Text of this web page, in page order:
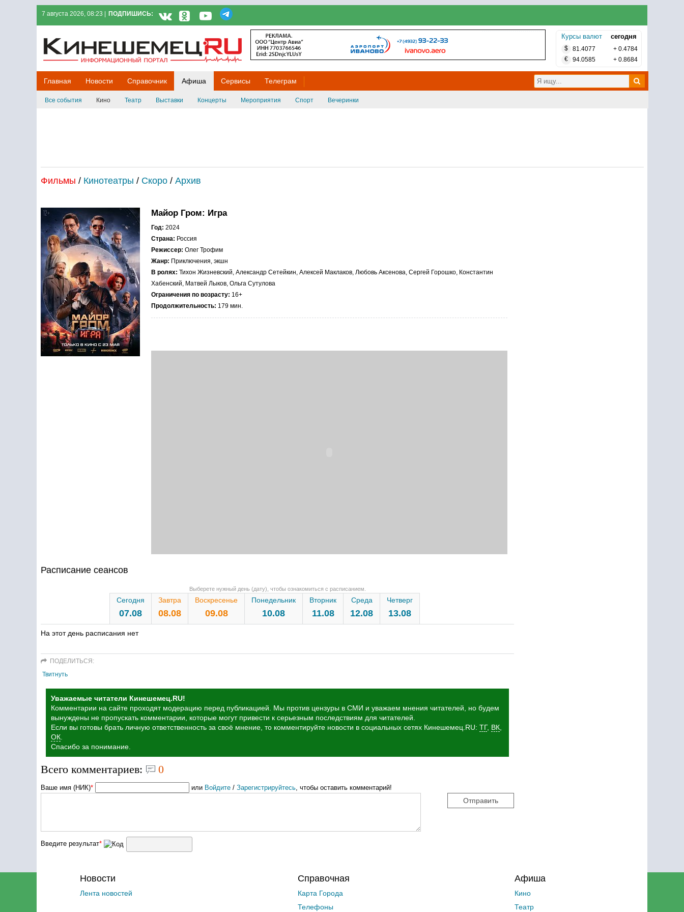
7 августа 2026, 08:23 | ПОДПИШИСЬ:
Курсы валют сегодня
$ 81.4077 + 0.4784
€
94.0585 + 0.8684
Главная Новости Справочник Афиша Сервисы Телеграм
Все события Кино Театр Выставки Концерты Мероприятия Спорт Вечеринки
Фильмы / Кинотеатры / Скоро / Архив
Майор Гром: Игра
Год: 2024
Страна: Россия
Режиссер: Олег Трофим
Жанр: Приключения, экшн
В ролях: Тихон Жизневский, Александр Сетейкин, Алексей Маклаков, Любовь Аксенова, Сергей Горошко, Константин
Хабенский, Матвей Лыков, Ольга Сутулова
Ограничения по возрасту: 16+
Продолжительность: 179 мин.
Расписание сеансов
Выберете нужный день (дату), чтобы ознакомиться с расписанием.
Сегодня
07.08
Завтра
08.08
Воскресенье
09.08
Понедельник
10.08
Вторник
11.08
Среда
12.08
Четверг
13.08
На этот день расписания нет
ПОДЕЛИТЬСЯ:
Твитнуть
Уважаемые читатели Кинешемец.RU!
Комментарии на сайте проходят модерацию перед публикацией. Мы против цензуры в СМИ и уважаем мнения читателей, но будем
вынуждены не пропускать комментарии, которые могут привести к серьезным последствиям для читателей.
Если вы готовы брать личную ответственность за своё мнение, то комментируйте новости в социальных сетях Кинешемец.RU: ТГ, ВК
ОК
Спасибо за понимание.
Всего комментариев: 0
Ваше имя (НИК)* или Войдите / Зарегистрируйтесь, чтобы оставить комментарий!
Введите результат*
Новости
Лента новостей
Справочная
Карта Города
Телефоны
Афиша
Кино
Театр